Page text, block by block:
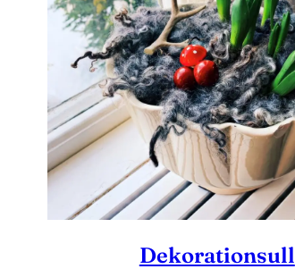
Dekorationsull